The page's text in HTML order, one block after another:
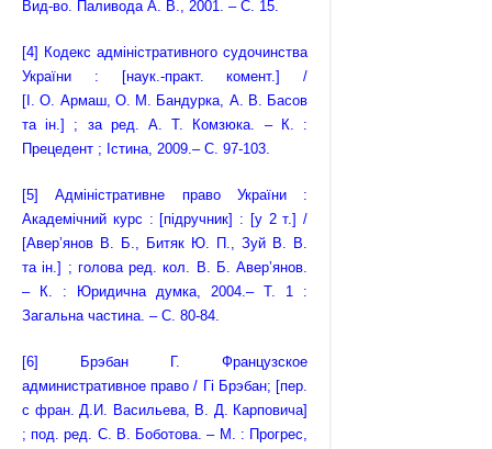
Вид-во. Паливода А. В., 2001. – С. 15.
[4] Кодекс адміністративного судочинства
України : [наук.-практ. комент.] /
[І. О. Армаш, О. М. Бандурка, А. В. Басов
та ін.] ; за ред. А. Т. Комзюка. – К. :
Прецедент ; Істина, 2009.– С. 97-103.
[5]
Адміністративне право України :
Академічний курс : [підручник] : [у 2 т.] /
[Авер’янов В. Б., Битяк Ю. П., Зуй В. В.
та ін.] ; голова ред. кол. В. Б. Авер’янов.
– К. : Юридична думка, 2004.– Т. 1 :
Загальна частина. – С. 80-84.
[6]
Брэбан Г. Французское
административное право / Гі Брэбан; [пер.
с фран. Д.И. Васильева, В. Д. Карповича]
; под. ред. С. В. Боботова. – М. : Прогрес,